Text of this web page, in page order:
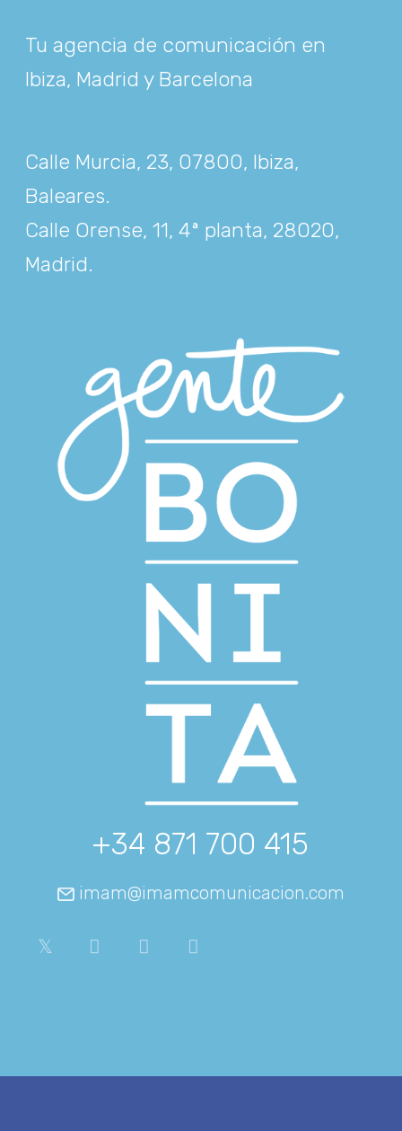
Tu agencia de comunicación en
Ibiza, Madrid y Barcelona
Calle Murcia, 23, 07800, Ibiza,
Baleares.
Calle Orense, 11, 4ª planta, 28020,
Madrid.
+34 871 700 415
imam@imamcomunicacion.com